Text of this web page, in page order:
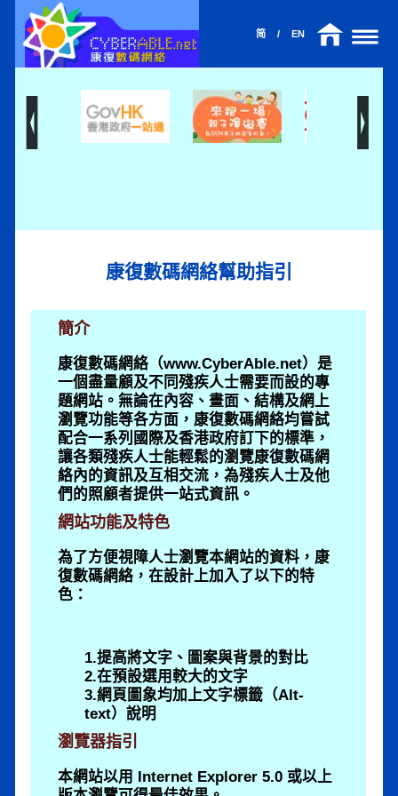
Cyberable
简 / EN
康復數碼網絡幫助指引
簡介
康復數碼網絡（www.CyberAble.net）是
一個盡量顧及不同殘疾人士需要而設的專
題網站。無論在內容、畫面、結構及網上
瀏覽功能等各方面，康復數碼網絡均嘗試
配合一系列國際及香港政府訂下的標準，
讓各類殘疾人士能輕鬆的瀏覽康復數碼網
絡內的資訊及互相交流，為殘疾人士及他
們的照顧者提供一站式資訊。
網站功能及特色
為了方便視障人士瀏覽本網站的資料，康
復數碼網絡，在設計上加入了以下的特
色：
1.提高將文字、圖案與背景的對比
2.在預設選用較大的文字
3.網頁圖象均加上文字標籤（Alt-
text）說明
瀏覽器指引
本網站以用 Internet Explorer 5.0 或以上